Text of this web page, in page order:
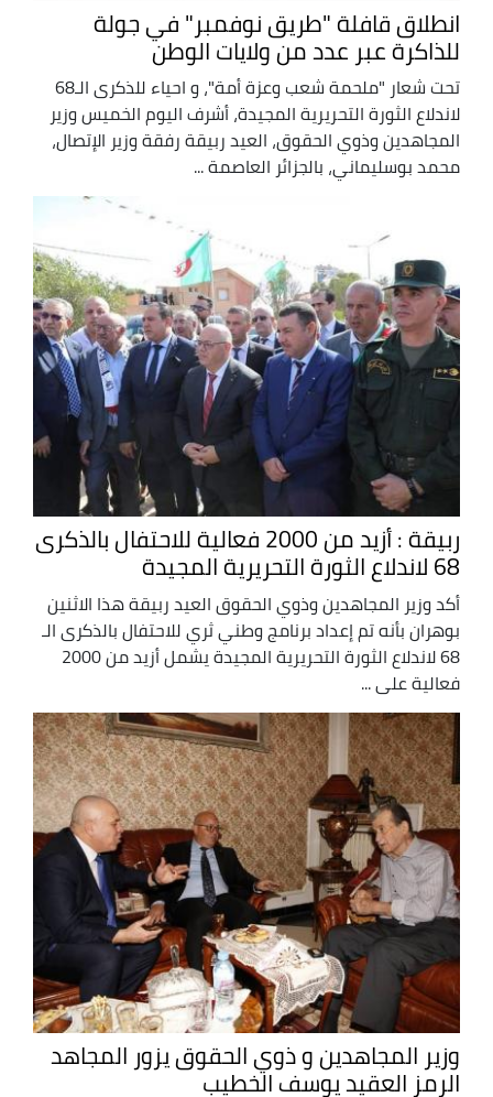
انطلاق قافلة "طريق نوفمبر" في جولة
للذاكرة عبر عدد من ولايات الوطن
تحت شعار "ملحمة شعب وعزة أمة"، و احياء للذكرى الـ68
لاندلاع الثورة التحريرية المجيدة، أشرف اليوم الخميس وزير
المجاهدين وذوي الحقوق، العيد ربيقة رفقة وزير الإتصال،
محمد بوسليماني، بالجزائر العاصمة ...
ربيقة : أزيد من 2000 فعالية للاحتفال بالذكرى
68 لاندلاع الثورة التحريرية المجيدة
أكد وزير المجاهدين وذوي الحقوق العيد ربيقة هذا الاثنين
بوهران بأنه تم إعداد برنامج وطني ثري للاحتفال بالذكرى الـ
68 لاندلاع الثورة التحريرية المجيدة يشمل أزيد من 2000
فعالية على ...
وزير المجاهدين و ذوي الحقوق يزور المجاهد
الرمز العقيد يوسف الخطيب